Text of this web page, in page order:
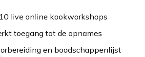
live online kookworkshops
toegang tot de opnames
en boodschappenlijst